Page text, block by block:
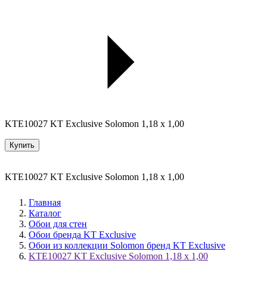
KTE10027 KT Exclusive Solomon 1,18 x 1,00
Купить
KTE10027 KT Exclusive Solomon 1,18 x 1,00
Главная
Каталог
Обои для стен
Обои бренда KT Exclusive
Обои из коллекции Solomon бренд KT Exclusive
KTE10027 KT Exclusive Solomon 1,18 x 1,00